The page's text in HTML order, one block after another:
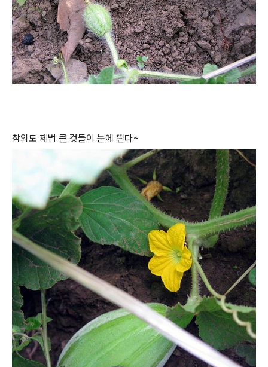
참외도 제법 큰 것들이 눈에 띈다~